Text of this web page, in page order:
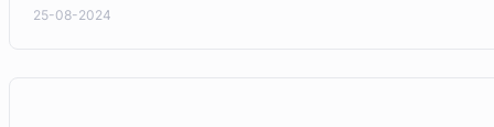
25-08-2024